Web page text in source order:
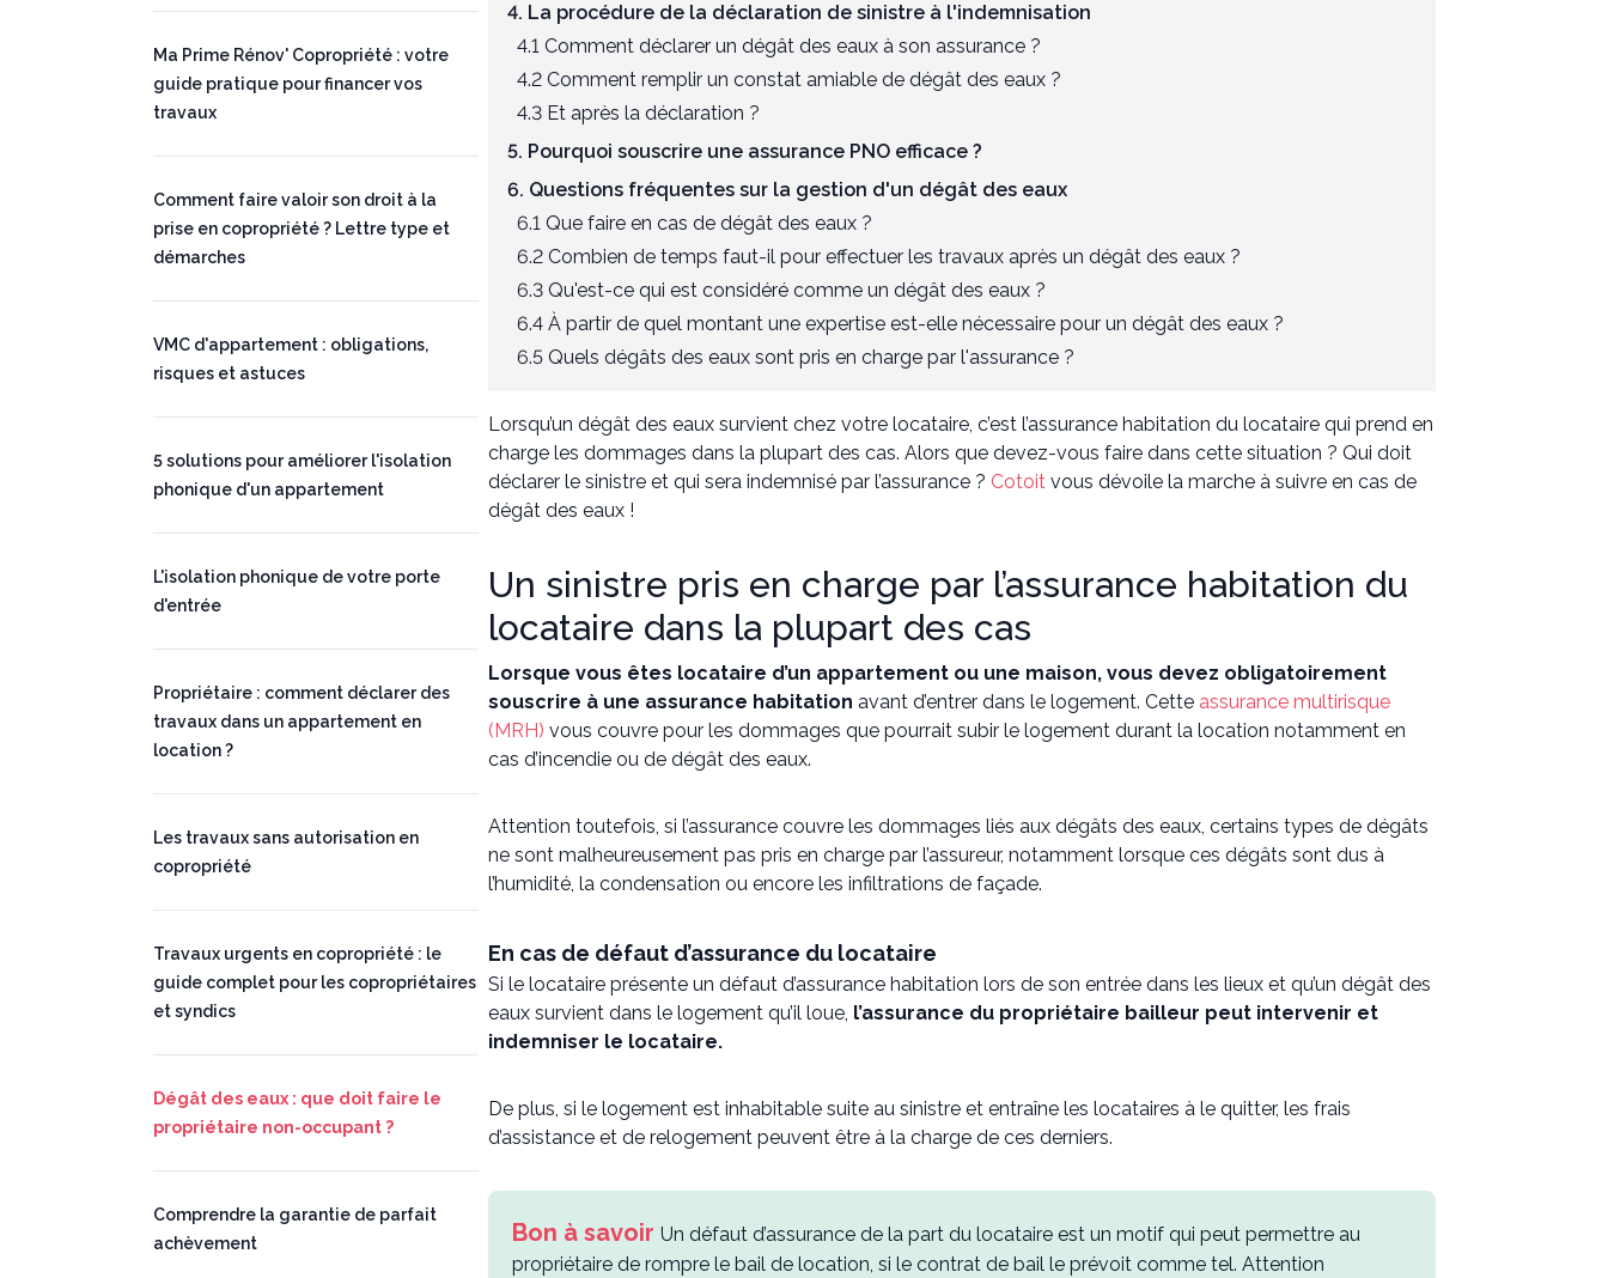
Ma Prime Rénov' Copropriété : votre
guide pratique pour financer vos
travaux
Comment faire valoir son droit à la
prise en copropriété ? Lettre type et
démarches
VMC d'appartement : obligations,
risques et astuces
5 solutions pour améliorer l'isolation
phonique d'un appartement
L'isolation phonique de votre porte
d'entrée
Propriétaire : comment déclarer des
travaux dans un appartement en
location ?
Les travaux sans autorisation en
copropriété
Travaux urgents en copropriété : le
guide complet pour les copropriétaires
et syndics
Dégât des eaux : que doit faire le
propriétaire non-occupant ?
Comprendre la garantie de parfait
achèvement
4. La procédure de la déclaration de sinistre à l'indemnisation
4.1 Comment déclarer un dégât des eaux à son assurance ?
4.2 Comment remplir un constat amiable de dégât des eaux ?
4.3 Et après la déclaration ?
5. Pourquoi souscrire une assurance PNO efficace ?
6. Questions fréquentes sur la gestion d'un dégât des eaux
6.1 Que faire en cas de dégât des eaux ?
6.2 Combien de temps faut-il pour effectuer les travaux après un dégât des eaux ?
6.3 Qu'est-ce qui est considéré comme un dégât des eaux ?
6.4 À partir de quel montant une expertise est-elle nécessaire pour un dégât des eaux ?
6.5 Quels dégâts des eaux sont pris en charge par l'assurance ?
Lorsqu’un dégât des eaux survient chez votre locataire, c’est l’assurance habitation du locataire qui prend en
charge les dommages dans la plupart des cas. Alors que devez-vous faire dans cette situation ? Qui doit
déclarer le sinistre et qui sera indemnisé par l’assurance ? Cotoit vous dévoile la marche à suivre en cas de
dégât des eaux !
Un sinistre pris en charge par l’assurance habitation du
locataire dans la plupart des cas
Lorsque vous êtes locataire d’un appartement ou une maison, vous devez obligatoirement
souscrire à une assurance habitation avant d’entrer dans le logement. Cette assurance multirisque
(MRH) vous couvre pour les dommages que pourrait subir le logement durant la location notamment en
cas d’incendie ou de dégât des eaux.
Attention toutefois, si l’assurance couvre les dommages liés aux dégâts des eaux, certains types de dégâts
ne sont malheureusement pas pris en charge par l’assureur, notamment lorsque ces dégâts sont dus à
l’humidité, la condensation ou encore les infiltrations de façade.
En cas de défaut d’assurance du locataire
Si le locataire présente un défaut d’assurance habitation lors de son entrée dans les lieux et qu’un dégât des
eaux survient dans le logement qu’il loue, l’assurance du propriétaire bailleur peut intervenir et
indemniser le locataire.
De plus, si le logement est inhabitable suite au sinistre et entraîne les locataires à le quitter, les frais
d’assistance et de relogement peuvent être à la charge de ces derniers.
Un défaut d’assurance de la part du locataire est un motif qui peut permettre au
propriétaire de rompre le bail de location, si le contrat de bail le prévoit comme tel. Attention